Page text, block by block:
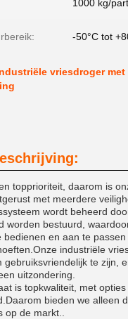
1000 kg/
-50°C tot
vriesdroger met
topprioriteit, daarom is
met meerdere
wordt beheerd
worden bestuurd,
bedienen en aan te
industriële
gebruiksvriendelijk te zijn,
uitzondering.
is topkwaliteit, met
bieden we alleen
op de markt..